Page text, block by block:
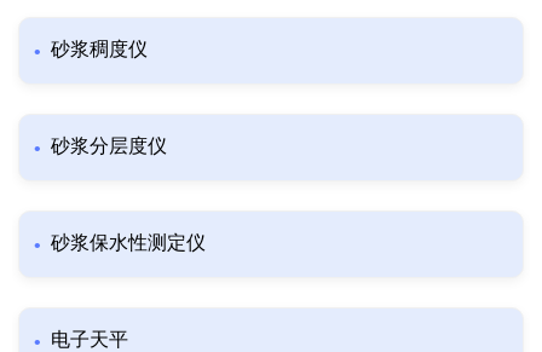
砂浆稠度仪
砂浆分层度仪
砂浆保水性测定仪
电子天平